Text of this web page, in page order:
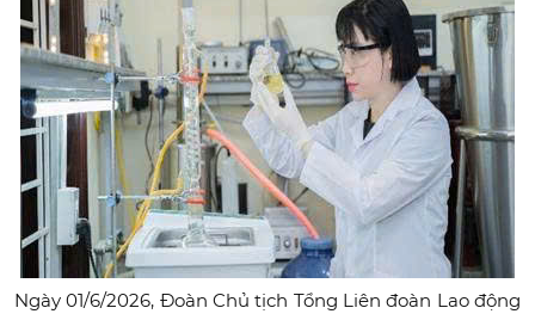
Ngày 01/6/2026, Đoàn Chủ tịch Tổng Liên đoàn Lao động